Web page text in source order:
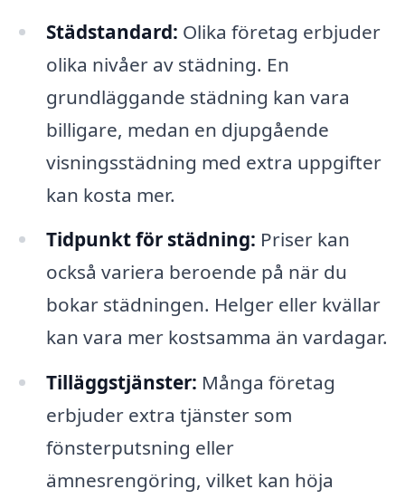
Städstandard: Olika företag erbjuder
olika nivåer av städning. En
grundläggande städning kan vara
billigare, medan en djupgående
visningsstädning med extra uppgifter
kan kosta mer.
Tidpunkt för städning: Priser kan
också variera beroende på när du
bokar städningen. Helger eller kvällar
kan vara mer kostsamma än vardagar.
Tilläggstjänster: Många företag
erbjuder extra tjänster som
fönsterputsning eller
ämnesrengöring, vilket kan höja